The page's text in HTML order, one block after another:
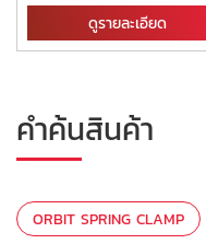
ดูรายละเอียด
คำค้นสินค้า
ORBIT SPRING CLAMP